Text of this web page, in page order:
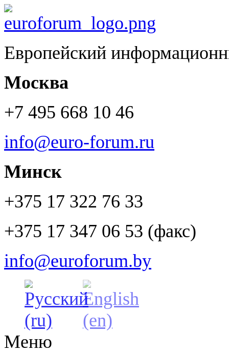
Европейский
Москва
+7 495 668 10 46
info@euro-forum.ru
Минск
+375 17 322 76 33
+375 17 347 06 53 (факс)
info@euroforum.by
Меню